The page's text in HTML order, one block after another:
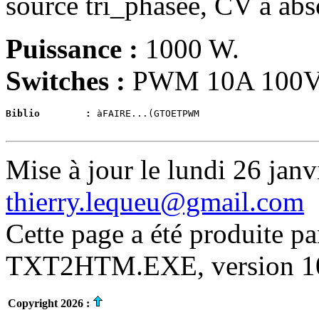
Puissance : 1000 W.
Switches : PWM 10A
Biblio        : àFAIRE...(GTOETPWM
Mise à jour le lundi 26
thierry.lequeu@gmail.com
Cette page a été produite
TXT2HTM.EXE, version
Copyright 2026 :